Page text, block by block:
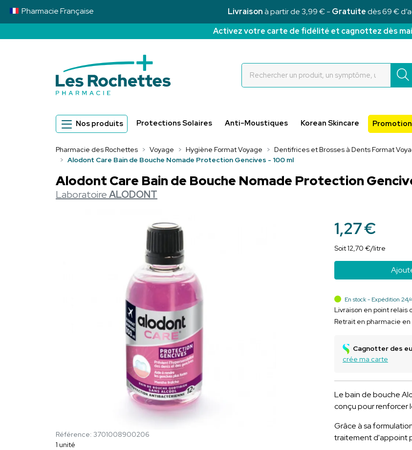
Livraisonà partir de 3,99 € - Gratuitedès 69 €
PharmacieFrançaise
Activez votre carte de fidélité et cagnottez dès
Nos produits Protections Solaires Anti-Moustiques Korean Skincare
Pharmacie des Rochettes Voyage Hygiène Format Voyage
Dentifrices et Brosses à Dents Format
Alodont Care Bain de Bouche Nomade Protection Gencives - 100 ml
Alodont Care Bain de Bouche Nomade Protection
LaboratoireALODONT
Référence: 3701008900206
1 unité
1,27€
Soit12,70 €/litre
En stock - Expédition 24/
Livraison en point
Retrait en pharmacie en
Cagnotter des
crée ma carte
Le bain de bouche
conçu pour renforcer
Grâce à sa
traitement d'appoint